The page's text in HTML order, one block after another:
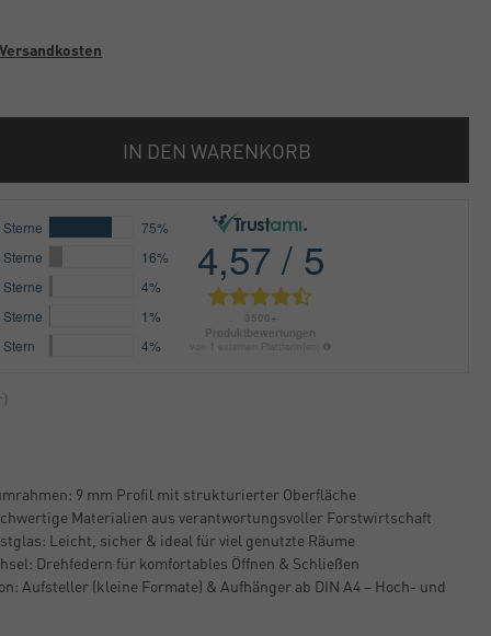
Versandkosten
IN DEN WARENKORB
9 mm Profil mit strukturierter Oberfläche
Materialien aus verantwortungsvoller Forstwirtschaft
Leicht, sicher & ideal für viel genutzte Räume
Drehfedern für komfortables Öffnen & Schließen
Aufsteller (kleine Formate) & Aufhänger ab DIN A4 – Hoch- und